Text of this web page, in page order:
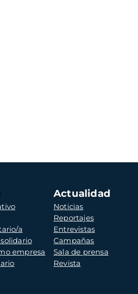
a
empresa
Actualidad
Noticias
Reportajes
Entrevistas
Campañas
Sala de prensa
Revista